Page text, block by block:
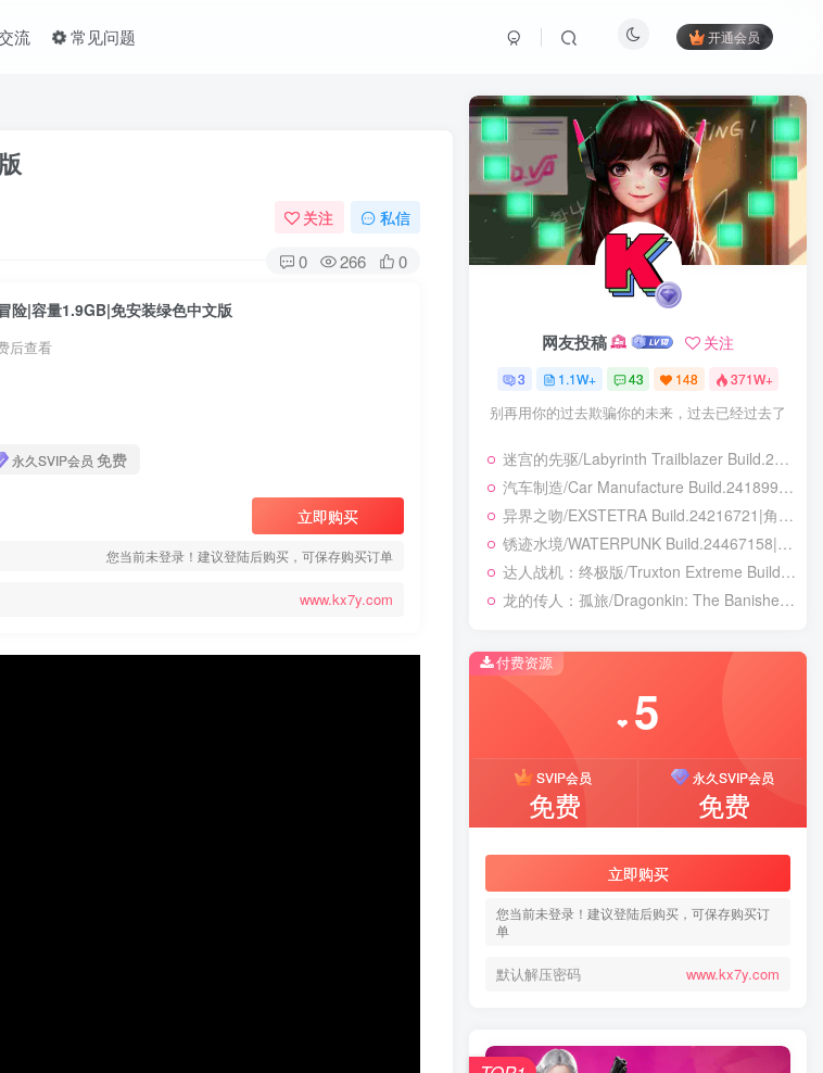
流 常见问题 开通会员
关注 私信
0 266 0
险|容量1.9GB|免安装绿色中文版
后查看
永久SVIP会员 免费
立即购买
您当前未登录！建议登陆后购买，可保存购买订单
www.kx7y.com
网友投稿 关注
3 1.1W+ 43 148 371W+
别再用你的过去欺骗你的未来，过去已经过去了
迷宫的先驱/Labyrinth Trailblazer Build.24028226|动作冒险|容量466B|免安装绿色中文版
汽车制造/Car Manufacture Build.24189984|模拟经营|容量11.6GB|免安装绿色中文版
异界之吻/EXSTETRA Build.24216721|角色扮演|容量5GB|免安装绿色中文版
锈迹水境/WATERPUNK Build.24467158|动作冒险|容量131B|免安装绿色中文版
达人战机：终极版/Truxton Extreme Build.23413016|动作冒险|容量11.7GB|免安装绿色中文版
龙的传人：孤旅/Dragonkin: The Banished v1.5.74.56713|动作冒险|容量39.2GB|免安装绿色中文版
付费资源
❤ 5
SVIP会员
免费
永久SVIP会员
免费
立即购买
您当前未登录！建议登陆后购买，可保存购买订
单
默认解压密码 www.kx7y.com